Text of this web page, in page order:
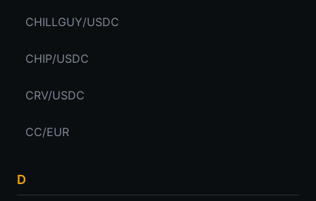
CHILLGUY/USDC
CHIP/USDC
CRV/USDC
CC/EUR
D